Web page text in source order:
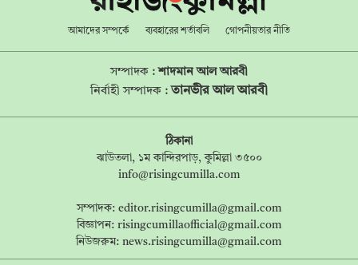
আমাদের সম্পর্কে ব্যবহারের শর্তাবলি গোপনীয়তার নীতি
সম্পাদক :শাদমান আল আরবী
নির্বাহী সম্পাদক : তানভীর আল আরবী
ঠিকানা
ঝাউতলা, ১ম কান্দিরপাড়, কুমিল্লা ৩৫০০
info@risingcumilla.com
সম্পাদক: editor.risingcumilla@gmail.com
বিজ্ঞাপন: risingcumillaofficial@gmail.com
নিউজরুম: news.risingcumilla@gmail.com